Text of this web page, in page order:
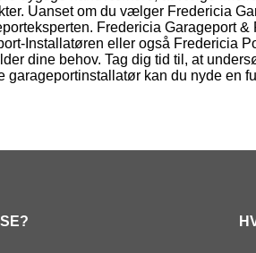
Uanset om du vælger Fredericia
Fredericia Garageport
Installatøren eller også Fredericia
dine behov. Tag dig tid til, at
garageportinstallatør kan du nyde en